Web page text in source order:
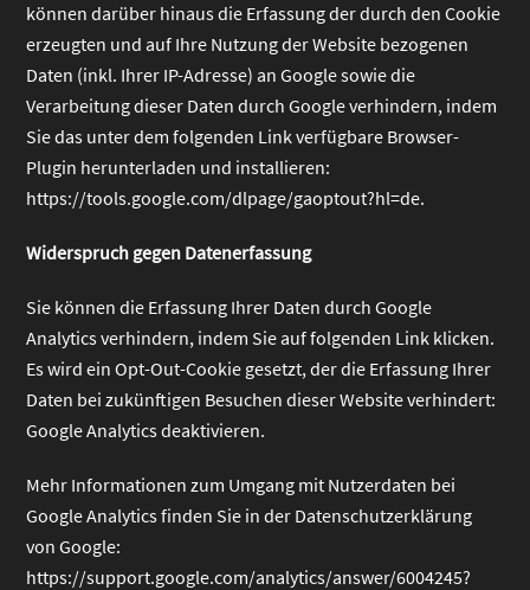
können darüber hinaus die Erfassung der durch den Cookie
erzeugten und auf Ihre Nutzung der Website bezogenen
Daten (inkl. Ihrer IP-Adresse) an Google sowie die
Verarbeitung dieser Daten durch Google verhindern, indem
Sie das unter dem folgenden Link verfügbare Browser-
Plugin herunterladen und installieren:
https://tools.google.com/dlpage/gaoptout?hl=de.
Widerspruch gegen Datenerfassung
Sie können die Erfassung Ihrer Daten durch Google
Analytics verhindern, indem Sie auf folgenden Link klicken.
Es wird ein Opt-Out-Cookie gesetzt, der die Erfassung Ihrer
Daten bei zukünftigen Besuchen dieser Website verhindert:
Google Analytics deaktivieren.
Mehr Informationen zum Umgang mit Nutzerdaten bei
Google Analytics finden Sie in der Datenschutzerklärung
von Google:
https://support.google.com/analytics/answer/6004245?